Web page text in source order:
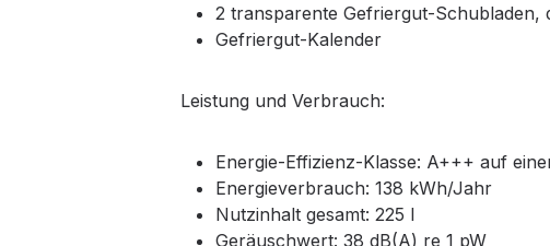
2 transparente Gefriergut-Schubladen,
Gefriergut-Kalender
Leistung und Verbrauch:
Energie-Effizienz-Klasse: A+++ auf
Energieverbrauch: 138 kWh/Jahr
Nutzinhalt gesamt: 225 l
Geräuschwert: 38 dB(A) re 1 pW